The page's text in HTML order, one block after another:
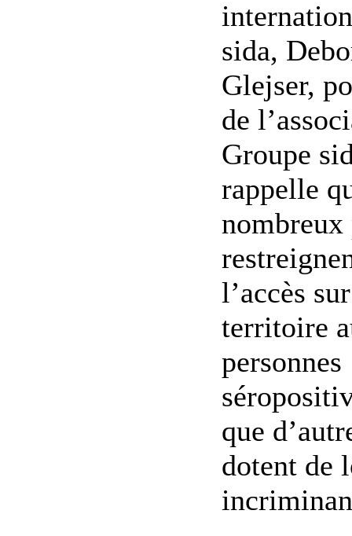
sida,
Glejser,
de
Groupe
rappelle
nombreux
l’accès
territoire
personnes
que
dotent de